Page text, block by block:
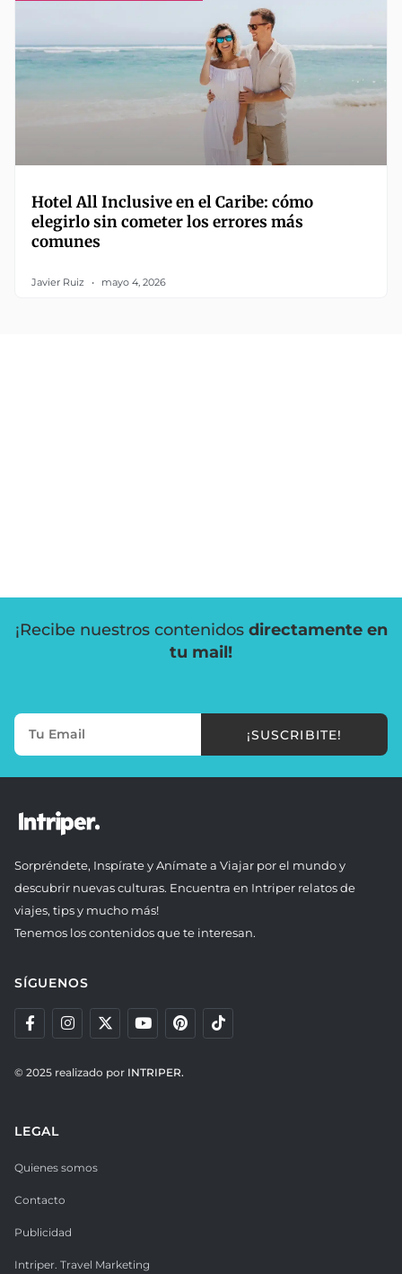
Hotel All Inclusive en el Caribe: cómo
elegirlo sin cometer los errores más
comunes
Javier Ruiz mayo 4, 2026
¡Recibe nuestros contenidos directamente en
tu mail!
¡SUSCRIBITE!
Sorpréndete, Inspírate y Anímate a Viajar por el mundo y
descubrir nuevas culturas. Encuentra en Intriper relatos de
viajes, tips y mucho más!
Tenemos los contenidos que te interesan.
SÍGUENOS
© 2025 realizado por INTRIPER.
LEGAL
Quienes somos
Contacto
Publicidad
Intriper. Travel Marketing